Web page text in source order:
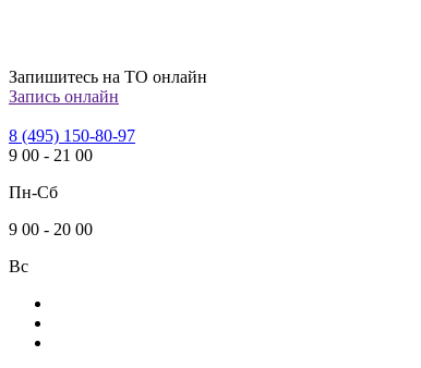
Запишитесь на ТО онлайн
Запись онлайн
8 (495) 150-80-97
9 00 - 21 00
Пн-Сб
9 00 - 20 00
Вс